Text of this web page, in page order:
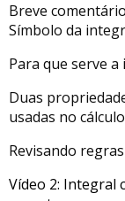
Breve
Símbolo da
Para que serve
Duas
usadas no
Revisando
Vídeo 2: Integral